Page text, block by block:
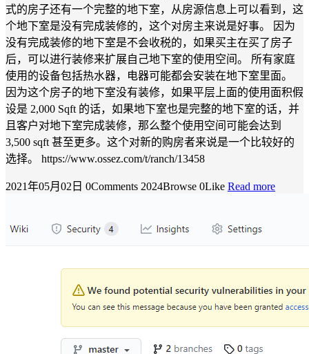
式的房子还有一个完整的地下室，从房源信息上可以看到，这
个地下室是没有完成装修的，这个对房主来说是好事。 因为
没有完成装修的地下室是不会收税的，如果买主在买了房子
后，可以进行装修来扩展自己地下室的使用空间。 所有家庭
使用的设备包括热水器，电器可能都会安装在地下室里面。
因为这个房子的地下室没有装修，如果平层上面的使用面积假
设是 2,000 Sqft 的话，如果地下室也是完整的地下室的话，并
且客户对地下室完成装修，那么整个使用空间可能会达到
3,500 sqft 甚至更多。这个对新的购房者来说是一个比较好的
选择。 https://www.ossez.com/t/ranch/13458
2021年05月02日 0Comments 2024Browse 0Like Read more